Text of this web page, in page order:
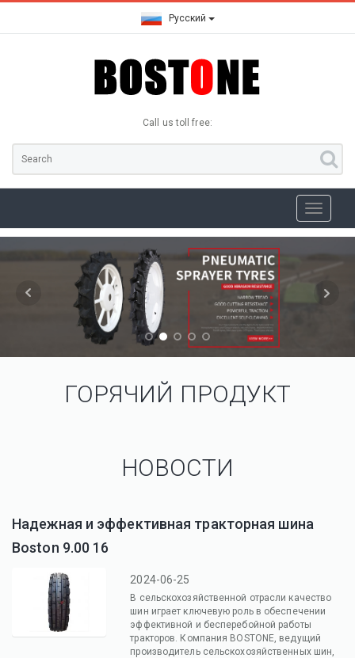
Русский
Call us toll free:
ГОРЯЧИЙ ПРОДУКТ
НОВОСТИ
Надежная и эффективная тракторная шина
Boston 9.00 16
2024-06-25
В сельскохозяйственной отрасли качество
шин играет ключевую роль в обеспечении
эффективной и бесперебойной работы
тракторов. Компания BOSTONE, ведущий
производитель сельскохозяйственных шин,